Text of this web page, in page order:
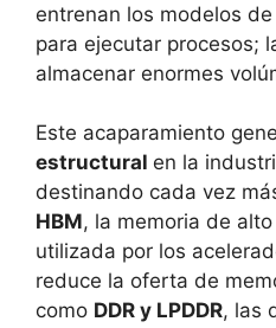
entrenan los modelos de
para ejecutar procesos;
almacenar enormes
Este acaparamiento
estructural en la
destinando cada vez
HBM, la memoria de
utilizada por los
reduce la oferta de
como DDR y LPDDR, las